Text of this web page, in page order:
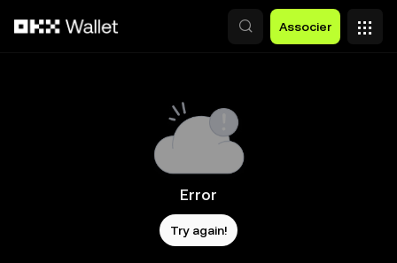
Associer
Error
Try again!